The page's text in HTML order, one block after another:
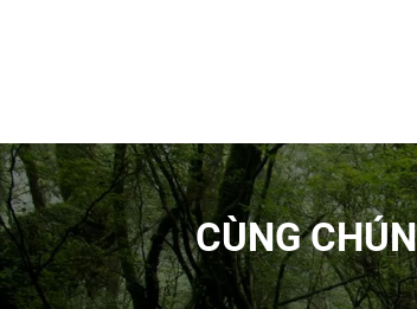
CÙNG